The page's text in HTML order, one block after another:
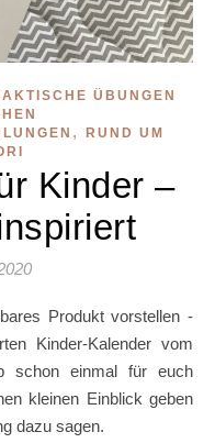
ÜBUNGEN
,
RUND UM
Kinder –
Kinder-Kalender vom
schon einmal für euch
kleinen Einblick geben
dazu sagen.